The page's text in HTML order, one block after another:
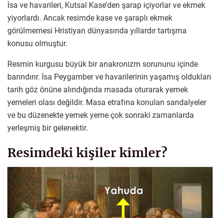
İsa ve havarileri, Kutsal Kase’den şarap içiyorlar ve ekmek
yiyorlardı. Ancak resimde kase ve şaraplı ekmek
görülmemesi Hristiyan dünyasında yıllardır tartışma
konusu olmuştur.
Resmin kurgusu büyük bir anakronizm sorununu içinde
barındırır. İsa Peygamber ve havarilerinin yaşamış oldukları
tarih göz önüne alındığında masada oturarak yemek
yemeleri olası değildir. Masa etrafına konulan sandalyeler
ve bu düzenekte yemek yeme çok sonraki zamanlarda
yerleşmiş bir gelenektir.
Resimdeki kişiler kimler?